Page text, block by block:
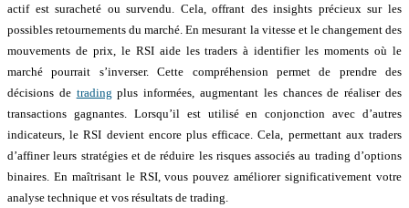
actif est suracheté ou survendu. Cela, offrant des insights précieux sur les
possibles retournements du marché. En mesurant la vitesse et le changement des
mouvements de prix, le RSI aide les traders à identifier les moments où le
marché pourrait s’inverser. Cette compréhension permet de prendre des
décisions de trading plus informées, augmentant les chances de réaliser des
transactions gagnantes. Lorsqu’il est utilisé en conjonction avec d’autres
indicateurs, le RSI devient encore plus efficace. Cela, permettant aux traders
d’affiner leurs stratégies et de réduire les risques associés au trading d’options
binaires. En maîtrisant le RSI, vous pouvez améliorer significativement votre
analyse technique et vos résultats de trading.